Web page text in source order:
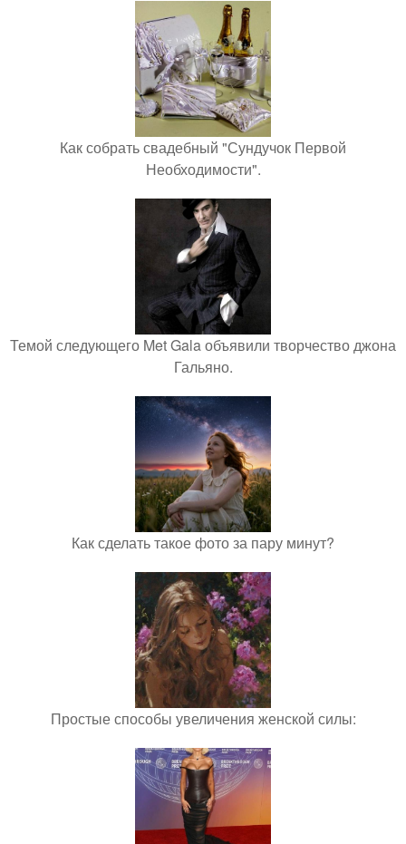
Как собрать свадебный "Сундучок Первой
Необходимости".
Темой следующего Met Gala объявили творчество джона
Гальяно.
Как сделать такое фото за пару минут?
Простые способы увеличения женской силы: